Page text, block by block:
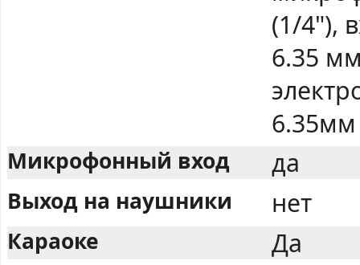
(1/4"),
6.35
6.35мм
Микрофонный вход да
Выход на наушники нет
Караоке Да